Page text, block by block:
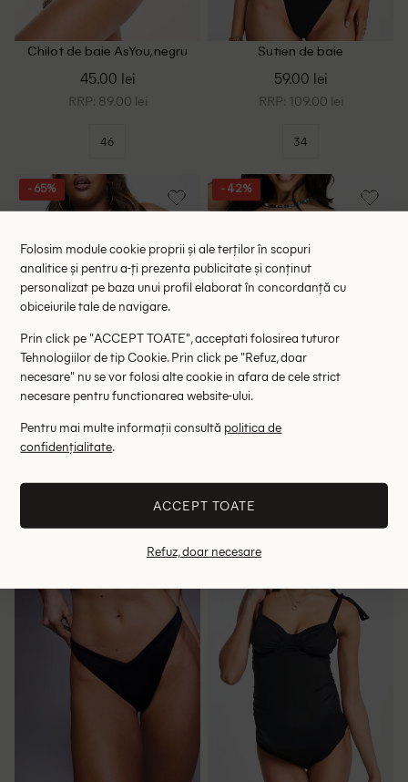
Chilot de baie AsYou, negru
45.00 lei
RRP: 89.00 lei
46
Sutien de baie
59.00 lei
RRP: 109.00 lei
34
- 65%
Chilot de baie We Are We
Wear Plus Size, negru/maro
24.70 lei
56-58
- 42%
Chilot de baie AsYou, negru
Folosim module cookie proprii și ale terților în scopuri
analitice și pentru a-ți prezenta publicitate și conținut
personalizat pe baza unui profil elaborat în concordanță cu
obiceiurile tale de navigare.
Prin click pe "ACCEPT TOATE", acceptati folosirea tuturor
Tehnologiilor de tip Cookie. Prin click pe "Refuz, doar
necesare" nu se vor folosi alte cookie in afara de cele strict
necesare pentru functionarea website-ului.
Pentru mai multe informații consultă politica de
confidențialitate.
ACCEPT TOATE
Refuz, doar necesare